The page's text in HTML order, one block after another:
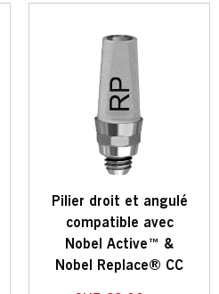
Pilier droit et angulé
compatible avec
Nobel Active™ &
Nobel Replace® CC